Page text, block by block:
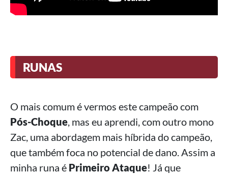
RUNAS
O mais comum é vermos este campeão com
Pós-Choque , mas eu aprendi, com outro mono
Zac, uma abordagem mais híbrida do campeão,
que também foca no potencial de dano. Assim a
minha runa é Primeiro Ataque! Já que